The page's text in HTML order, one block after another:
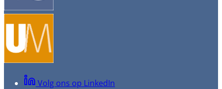
Volg ons op LinkedIn